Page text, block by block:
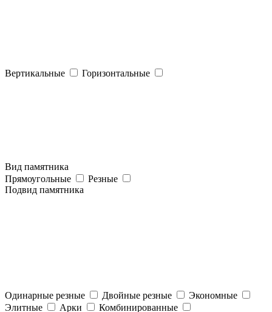
Вертикальные Горизонтальные
Вид памятника
Прямоугольные
Резные
Подвид памятника
Одинарные резные Двойные резные
Экономные
Элитные
Арки Комбинированные